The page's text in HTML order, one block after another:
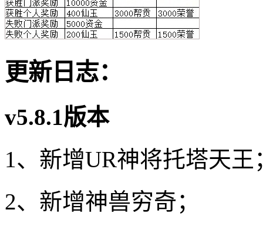
更新日志：
v5.8.1版本
1、新增UR神将托塔天王
2、新增神兽穷奇；